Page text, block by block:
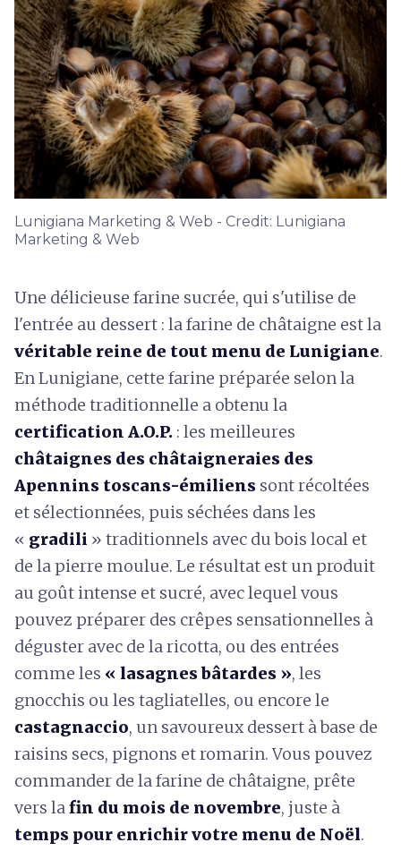
Lunigiana Marketing & Web - Credit: Lunigiana
Marketing & Web
Une délicieuse farine sucrée, qui s'utilise de
l'entrée au dessert : la farine de châtaigne est la
véritable reine de tout menu de Lunigiane.
En Lunigiane, cette farine préparée selon la
méthode traditionnelle a obtenu la
certification A.O.P. : les meilleures
châtaignes des châtaigneraies des
Apennins toscans-émiliens sont récoltées
et sélectionnées, puis séchées dans les
« gradili » traditionnels avec du bois local et
de la pierre moulue. Le résultat est un produit
au goût intense et sucré, avec lequel vous
pouvez préparer des crêpes sensationnelles à
déguster avec de la ricotta, ou des entrées
comme les « lasagnes bâtardes », les
gnocchis ou les tagliatelles, ou encore le
castagnaccio, un savoureux dessert à base de
raisins secs, pignons et romarin. Vous pouvez
commander de la farine de châtaigne, prête
vers lafin du mois de novembre, juste à
temps pour enrichir votre menu de Noël.